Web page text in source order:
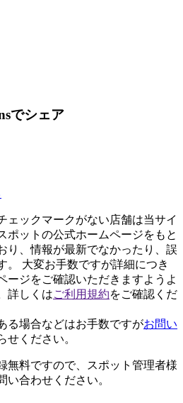
でシェア
ェックマークがない店舗は当サイ
ポットの公式ホームページをもと
り、情報が最新でなかったり、誤
。 大変お手数ですが詳細につき
ージをご確認いただきますようよ
詳しくはご利用規約をご確認くだ
る場合などはお手数ですがお問い
せください。
無料ですので、スポット管理者様
い合わせください。